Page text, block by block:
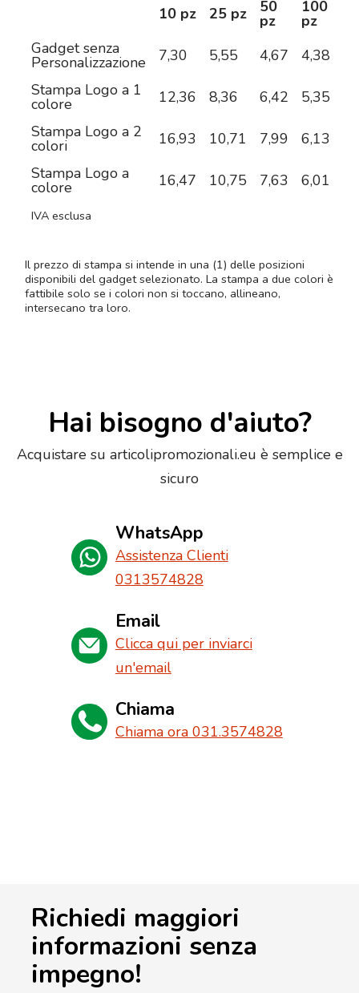
10 pz 25 pz 50
pz
100
pz
Gadget senza
Personalizzazione 7,30 5,55 4,67 4,38
Stampa Logo a 1
colore 12,36 8,36 6,42 5,35
Stampa Logo a 2
colori 16,93 10,71 7,99 6,13
Stampa Logo a
colore 16,47 10,75 7,63 6,01
IVA esclusa
Il prezzo di stampa si intende in una (1) delle posizioni
disponibili del gadget selezionato. La stampa a due colori è
fattibile solo se i colori non si toccano, allineano,
intersecano tra loro.
Hai bisogno d'aiuto?
Acquistare su articolipromozionali.eu è semplice e
sicuro
WhatsApp
Assistenza Clienti
0313574828
Email
Clicca qui per inviarci
un'email
Chiama
Chiama ora 031.3574828
Richiedi maggiori
informazioni senza
impegno!